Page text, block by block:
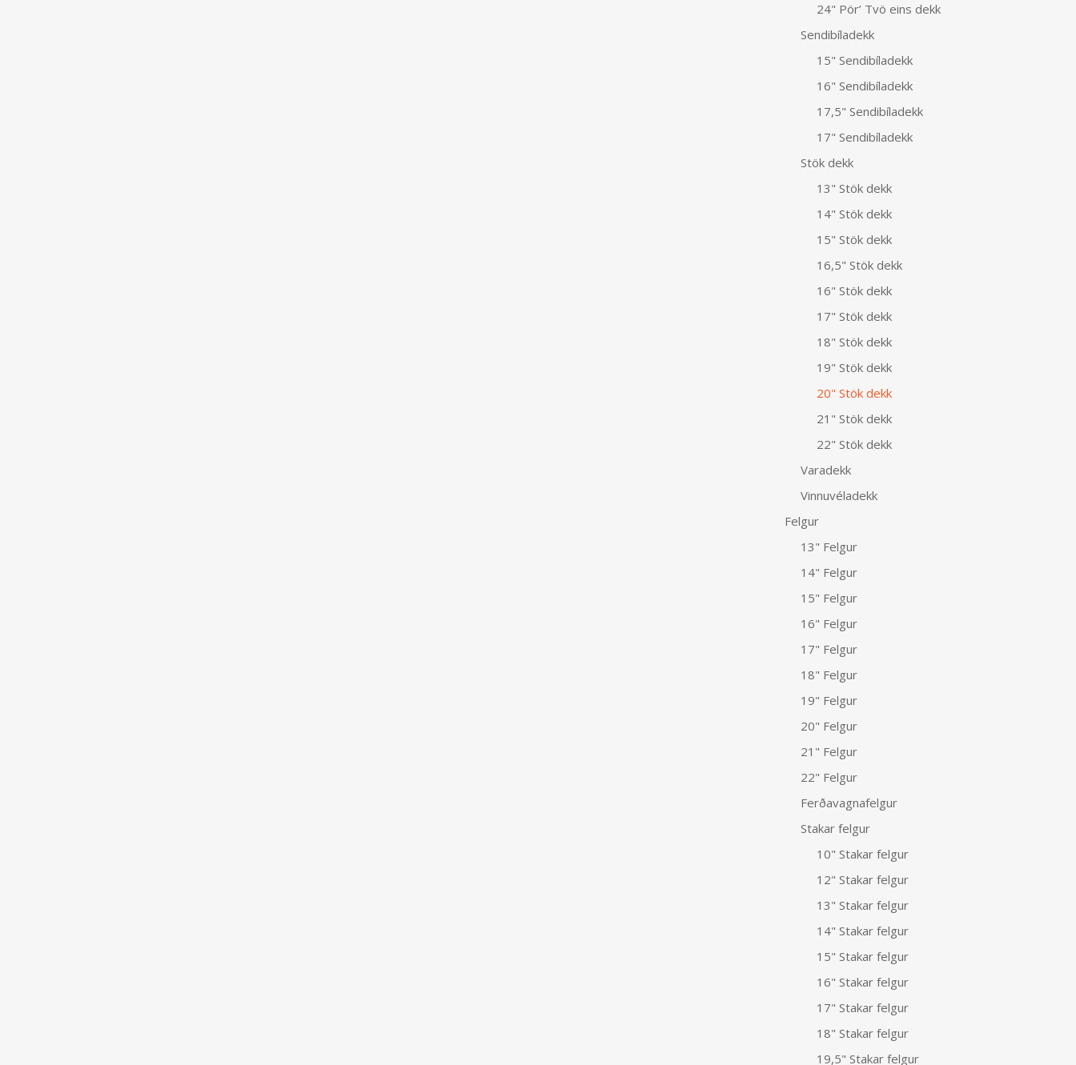
24" Pör’ Tvö eins dekk
Sendibíladekk
15" Sendibíladekk
16" Sendibíladekk
17,5" Sendibíladekk
17" Sendibíladekk
Stök dekk
13" Stök dekk
14" Stök dekk
15" Stök dekk
16,5" Stök dekk
16" Stök dekk
17" Stök dekk
18" Stök dekk
19" Stök dekk
20" Stök dekk
21" Stök dekk
22" Stök dekk
Varadekk
Vinnuvéladekk
Felgur
13" Felgur
14" Felgur
15" Felgur
16" Felgur
17" Felgur
18" Felgur
19" Felgur
20" Felgur
21" Felgur
22" Felgur
Ferðavagnafelgur
Stakar felgur
10" Stakar felgur
12" Stakar felgur
13" Stakar felgur
14" Stakar felgur
15" Stakar felgur
16" Stakar felgur
17" Stakar felgur
18" Stakar felgur
19,5" Stakar felgur